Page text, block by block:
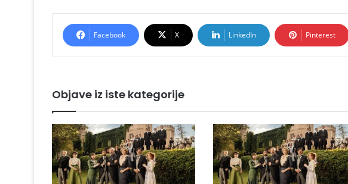
Facebook X LinkedIn Pinterest
Objave iz iste kategorije